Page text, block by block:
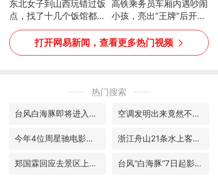
东北女子到山西玩错过饭
点，找了十几个饭馆都没
开门：午休到几点
高铁乘务员车厢内遇吵闹
小孩，亮出“王牌”后开启
一键静音
打开网易新闻，查看更多热门视频
热门搜索
台风白海豚即将进入48小时警戒线 空调发明出来竟然不是为了给人降温
今年4位周星驰电影配角去世 浙江舟山21条水上客运航线停航
郑国霖回应去景区上班被保安拦下 台风“白海豚”7日起影响上海